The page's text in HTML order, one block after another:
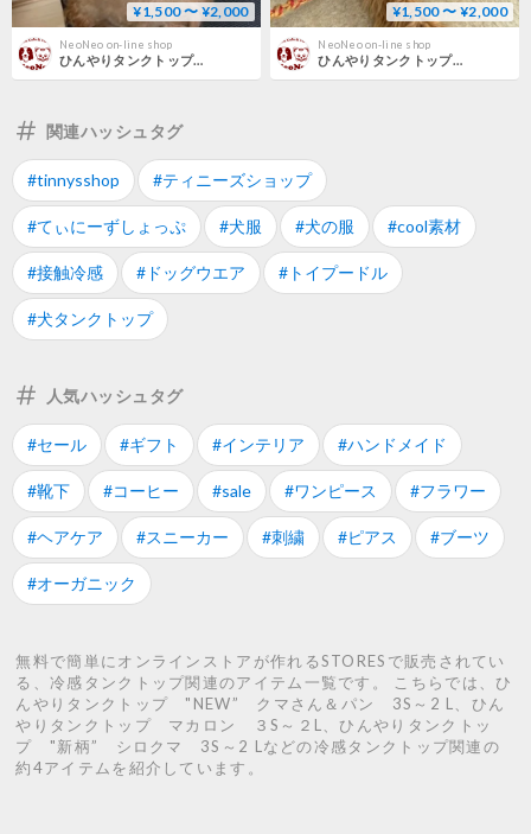
¥1,500 〜 ¥2,000
NeoNeo on-line shop
ひんやりタンクトップ マカロン ３S～２L
¥1,500 〜 ¥2,000
NeoNeo on-line shop
ひんやりタンクトップ "NEW” クマさん＆パン 3S～2 L
関連ハッシュタグ
#tinnysshop #ティニーズショップ
#てぃにーずしょっぷ #犬服 #犬の服 #cool素材
#接触冷感 #ドッグウエア #トイプードル
#犬タンクトップ
人気ハッシュタグ
#セール #ギフト #インテリア #ハンドメイド
#靴下 #コーヒー #sale #ワンピース #フラワー
#ヘアケア #スニーカー #刺繍 #ピアス #ブーツ
#オーガニック
無料で簡単にオンラインストアが作れるSTORESで販売されてい
る、冷感タンクトップ関連のアイテム一覧です。 こちらでは、ひ
んやりタンクトップ "NEW” クマさん＆パン 3S～2 L、ひん
やりタンクトップ マカロン ３S～２L、ひんやりタンクトッ
プ "新柄” シロクマ 3S～2 Lなどの冷感タンクトップ関連の
約4アイテムを紹介しています。